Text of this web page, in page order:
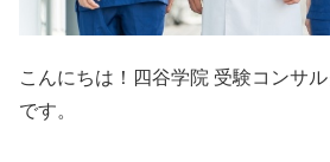
こんにちは！四谷学院 受験コンサ
です。